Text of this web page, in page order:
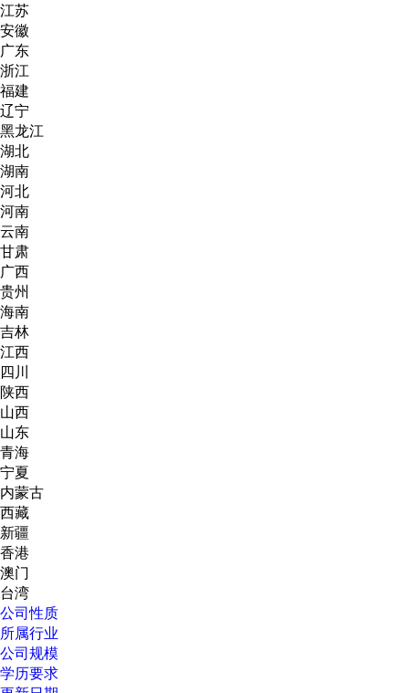
江苏
安徽
广东
浙江
福建
辽宁
黑龙江
湖北
湖南
河北
河南
云南
甘肃
广西
贵州
海南
吉林
江西
四川
陕西
山西
山东
青海
宁夏
内蒙古
西藏
新疆
香港
澳门
台湾
公司性质
所属行业
公司规模
学历要求